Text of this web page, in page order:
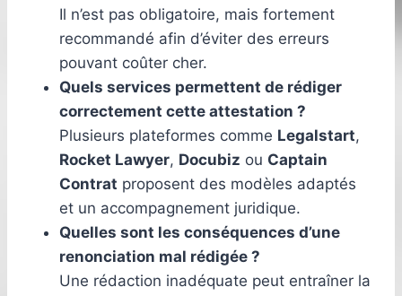
Il n’est pas obligatoire, mais fortement
recommandé afin d’éviter des erreurs
pouvant coûter cher.
Quels services permettent de rédiger
correctement cette attestation ?
Plusieurs plateformes comme Legalstart,
Rocket Lawyer, Docubiz ou Captain
Contrat proposent des modèles adaptés
et un accompagnement juridique.
Quelles sont les conséquences d’une
renonciation mal rédigée ?
Une rédaction inadéquate peut entraîner la